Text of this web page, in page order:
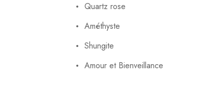
Quartz rose
Améthyste
Shungite
Amour et Bienveillance